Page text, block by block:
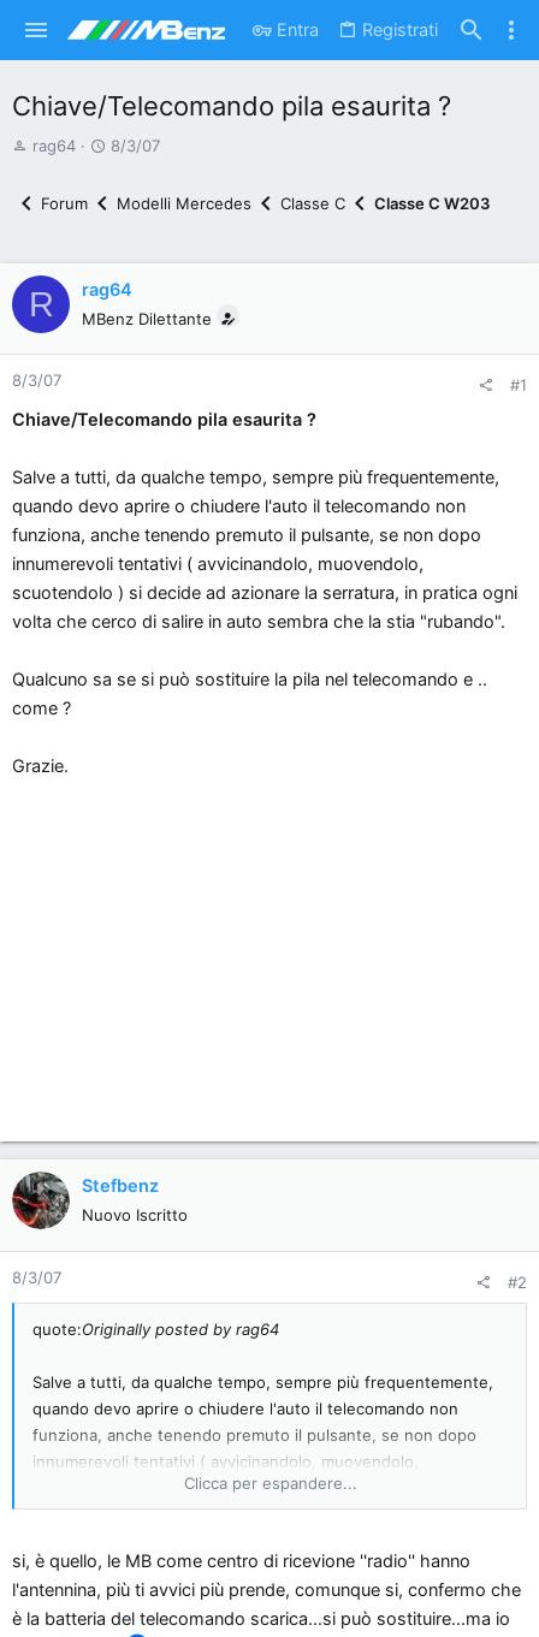
Entra Registrati
Chiave/Telecomando pila esaurita ?
A
e
d
i
s
c
u
i
o
n
e
rag64
D
n
i
8/3/07
Forum Modelli Mercedes Classe C Classe C W203
R rag64
MBenz Dilettante
8/3/07 #1
Chiave/Telecomando pila esaurita ?
Salve a tutti, da qualche tempo, sempre più frequentemente,
quando devo aprire o chiudere l'auto il telecomando non
funziona, anche tenendo premuto il pulsante, se non dopo
innumerevoli tentativi ( avvicinandolo, muovendolo,
scuotendolo ) si decide ad azionare la serratura, in pratica ogni
volta che cerco di salire in auto sembra che la stia "rubando".
Qualcuno sa se si può sostituire la pila nel telecomando e ..
come ?
Grazie.
Stefbenz
Nuovo Iscritto
8/3/07 #2
quote:Originally posted by rag64
Salve a tutti, da qualche tempo, sempre più frequentemente,
quando devo aprire o chiudere l'auto il telecomando non
funziona, anche tenendo premuto il pulsante, se non dopo
innumerevoli tentativi ( avvicinandolo, muovendolo,
scuotendolo ) si decide ad azionare la serratura, in pratica ogni
volta che cerco di salire in auto sembra che la stia "rubando".
Qualcuno sa se si può sostituire la pila nel telecomando e ..
come ?
Clicca per espandere...
si, è quello, le MB come centro di ricevione ''radio'' hanno
l'antennina, più ti avvici più prende, comunque si, confermo che
è la batteria del telecomando scarica...si può sostituire...ma io